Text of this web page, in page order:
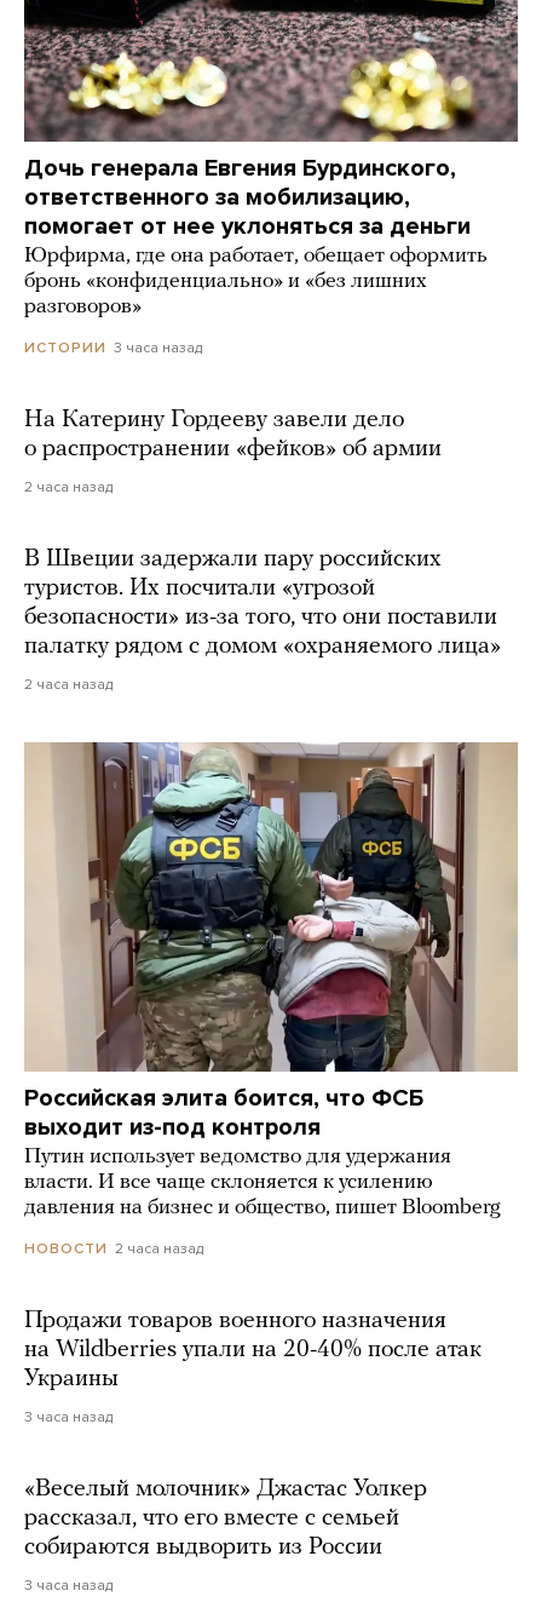
Дочь генерала Евгения Бурдинского,
ответственного за мобилизацию,
помогает от нее уклоняться за деньги
Юрфирма, где она работает, обещает оформить
бронь «конфиденциально» и «без лишних
разговоров»
ИСТОРИИ 3 часа назад
На Катерину Гордееву завели дело
о распространении «фейков» об армии
2 часа назад
В Швеции задержали пару российских
туристов. Их посчитали «угрозой
безопасности» из-за того, что они поставили
палатку рядом с домом «охраняемого лица»
2 часа назад
Российская элита боится, что ФСБ
выходит из-под контроля
Путин использует ведомство для удержания
власти. И все чаще склоняется к усилению
давления на бизнес и общество, пишет Bloomberg
НОВОСТИ 2 часа назад
Продажи товаров военного назначения
на Wildberries упали на 20-40% после атак
Украины
3 часа назад
«Веселый молочник» Джастас Уолкер
рассказал, что его вместе с семьей
собираются выдворить из России
3 часа назад